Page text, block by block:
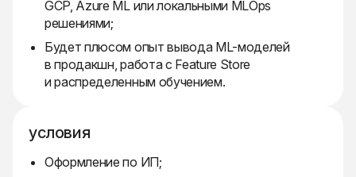
GCP, Azure ML или локальными MLOps
решениями;
Будет плюсом опыт вывода ML-моделей
в продакшн, работа с Feature Store
и распределенным обучением.
условия
Оформление по ИП;